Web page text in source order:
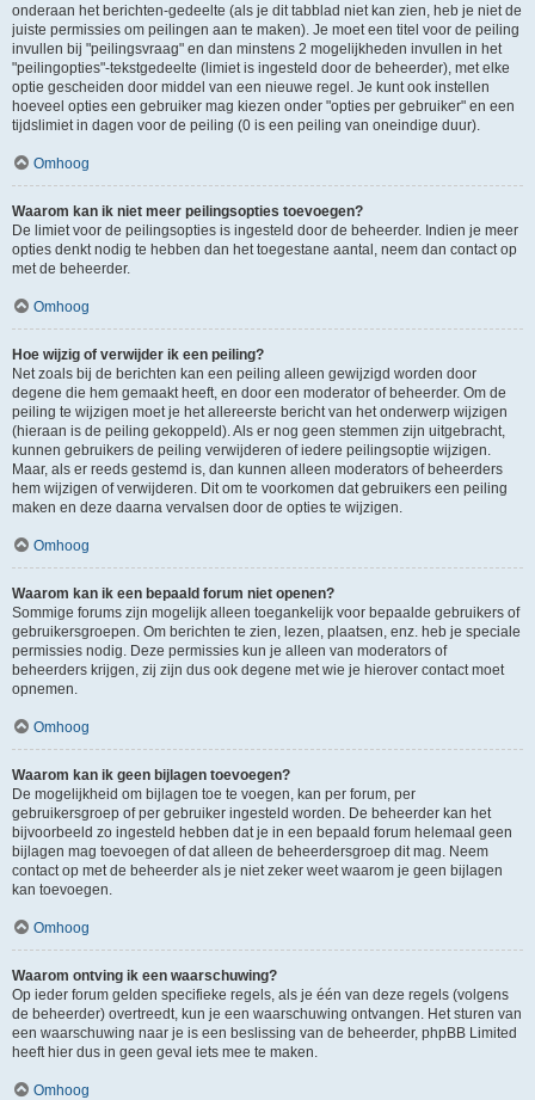
onderaan het berichten-gedeelte (als je dit tabblad niet kan zien, heb je niet de
juiste permissies om peilingen aan te maken). Je moet een titel voor de peiling
invullen bij "peilingsvraag" en dan minstens 2 mogelijkheden invullen in het
"peilingopties"-tekstgedeelte (limiet is ingesteld door de beheerder), met elke
optie gescheiden door middel van een nieuwe regel. Je kunt ook instellen
hoeveel opties een gebruiker mag kiezen onder "opties per gebruiker" en een
tijdslimiet in dagen voor de peiling (0 is een peiling van oneindige duur).
Omhoog
Waarom kan ik niet meer peilingsopties toevoegen?
De limiet voor de peilingsopties is ingesteld door de beheerder. Indien je meer
opties denkt nodig te hebben dan het toegestane aantal, neem dan contact op
met de beheerder.
Omhoog
Hoe wijzig of verwijder ik een peiling?
Net zoals bij de berichten kan een peiling alleen gewijzigd worden door
degene die hem gemaakt heeft, en door een moderator of beheerder. Om de
peiling te wijzigen moet je het allereerste bericht van het onderwerp wijzigen
(hieraan is de peiling gekoppeld). Als er nog geen stemmen zijn uitgebracht,
kunnen gebruikers de peiling verwijderen of iedere peilingsoptie wijzigen.
Maar, als er reeds gestemd is, dan kunnen alleen moderators of beheerders
hem wijzigen of verwijderen. Dit om te voorkomen dat gebruikers een peiling
maken en deze daarna vervalsen door de opties te wijzigen.
Omhoog
Waarom kan ik een bepaald forum niet openen?
Sommige forums zijn mogelijk alleen toegankelijk voor bepaalde gebruikers of
gebruikersgroepen. Om berichten te zien, lezen, plaatsen, enz. heb je speciale
permissies nodig. Deze permissies kun je alleen van moderators of
beheerders krijgen, zij zijn dus ook degene met wie je hierover contact moet
opnemen.
Omhoog
Waarom kan ik geen bijlagen toevoegen?
De mogelijkheid om bijlagen toe te voegen, kan per forum, per
gebruikersgroep of per gebruiker ingesteld worden. De beheerder kan het
bijvoorbeeld zo ingesteld hebben dat je in een bepaald forum helemaal geen
bijlagen mag toevoegen of dat alleen de beheerdersgroep dit mag. Neem
contact op met de beheerder als je niet zeker weet waarom je geen bijlagen
kan toevoegen.
Omhoog
Waarom ontving ik een waarschuwing?
Op ieder forum gelden specifieke regels, als je één van deze regels (volgens
de beheerder) overtreedt, kun je een waarschuwing ontvangen. Het sturen van
een waarschuwing naar je is een beslissing van de beheerder, phpBB Limited
heeft hier dus in geen geval iets mee te maken.
Omhoog